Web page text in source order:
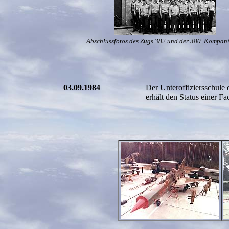
Abschlussfotos des Zugs 382 und der 380.
03.09.1984
Der
erhält den Status einer